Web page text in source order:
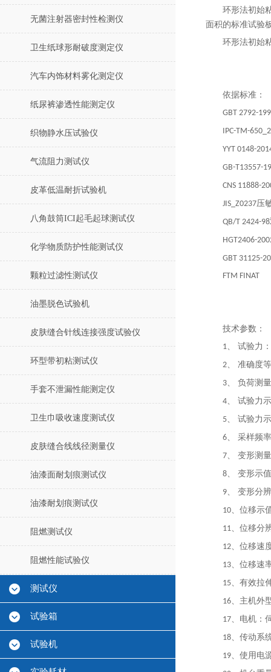
无菌注射器密封性检测仪
卫生纸球形耐破度测定仪
汽车内饰材料雾化测定仪
纸尿裤渗透性能测定仪
织物静水压试验仪
气流阻力测试仪
皮革低温耐折试验机
八角鼓筒ICI起毛起球测试仪
化学物质防护性能测试仪
颗粒过滤性测试仪
油墨脱色试验机
皮肤缝合针线连接强度试验仪
环型带初粘测试仪
手套不泄漏性能测定仪
卫生巾吸收速度测试仪
皮肤缝合线线径测量仪
油漆面耐划痕测试仪
油漆耐划痕测试仪
阻燃测试仪
阻燃性能试验仪
测试仪
试验箱
试验机
环形法初始
面积的标准试验
环形法初始
依据标准：
GBT 2792-
IPC-TM-
YYT 0148-
GB-T13557-
CNS 11888-
JIS_Z0237压
QB/T 2424-98
HGT2406-
GBT 31125-
FTM FINAT
技术参数：
1、 试验力：
2、 准确度
3、 负荷测
4、 试验力
5、 试验力
6、 采样频
7、 变形测
8、 变形示
9、 变形分
10、位移示
11、位移分
12、位移速
13、位移速
15、有效拉
16、主机外
17、电机：
18、传动系
19、使用电